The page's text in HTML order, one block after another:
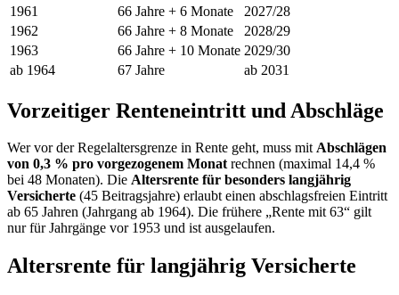
1961
66 Jahre + 6 Monate
2027/28
1962
66 Jahre + 8 Monate
2028/29
1963
66 Jahre + 10 Monate 2029/30
ab 1964
67 Jahre ab 2031
Vorzeitiger Renteneintritt und Abschläge
Wer vor der Regelaltersgrenze in Rente geht, muss mitAbschlägen
von 0,3 % pro vorgezogenem Monatrechnen (maximal 14,4 %
bei 48 Monaten). Die Altersrente für besonders langjährig
Versicherte (45 Beitragsjahre) erlaubt einen abschlagsfreien Eintritt
ab 65 Jahren (Jahrgang ab 1964). Die frühere „Rente mit 63“ gilt
nur für Jahrgänge vor 1953 und ist ausgelaufen.
Altersrente für langjährig Versicherte